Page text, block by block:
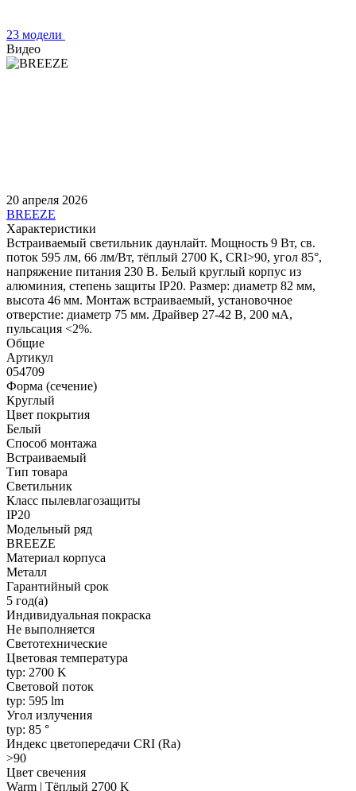
23 модели
Видео
20 апреля 2026
BREEZE
Характеристики
Встраиваемый светильник даунлайт. Мощность 9 Вт, св.
поток 595 лм, 66 лм/Вт, тёплый 2700 K, CRI>90, угол 85°,
напряжение питания 230 В. Белый круглый корпус из
алюминия, степень защиты IP20. Размер: диаметр 82 мм,
высота 46 мм. Монтаж встраиваемый, установочное
отверстие: диаметр 75 мм. Драйвер 27-42 В, 200 мА,
пульсация <2%.
Общие
Артикул
054709
Форма (сечение)
Круглый
Цвет покрытия
Белый
Способ монтажа
Встраиваемый
Тип товара
Светильник
Класс пылевлагозащиты
IP20
Модельный ряд
BREEZE
Материал корпуса
Металл
Гарантийный срок
5 год(а)
Индивидуальная покраска
Не выполняется
Светотехнические
Цветовая температура
typ: 2700 K
Световой поток
typ: 595 lm
Угол излучения
typ: 85 °
Индекс цветопередачи CRI (Ra)
>90
Цвет свечения
Warm | Тёплый 2700 K